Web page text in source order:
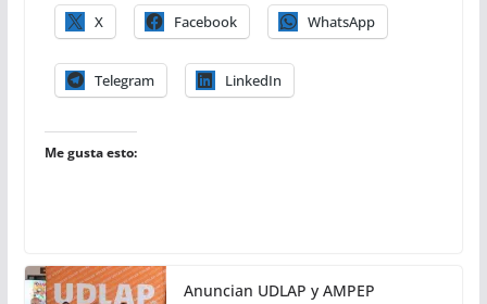
X Facebook WhatsApp
Telegram LinkedIn
Me gusta esto:
Anuncian UDLAP y AMPEP